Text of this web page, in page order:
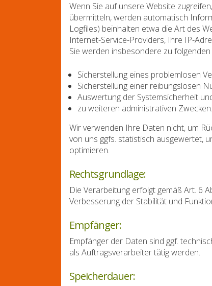
Wenn Sie auf unsere Website
übermitteln, werden automatisch
Logfiles) beinhalten etwa die Art des
Internet-Service-Providers, Ihre IP-
Sie werden insbesondere zu
Sicherstellung eines problemlosen
Sicherstellung einer reibungslosen
Auswertung der Systemsicherheit
zu weiteren administrativen Zwecken.
Wir verwenden Ihre Daten nicht, um
von uns ggfs. statistisch ausgewertet,
optimieren.
Rechtsgrundlage:
Die Verarbeitung erfolgt gemäß Art. 6
Verbesserung der Stabilität und
Empfänger:
Empfänger der Daten sind ggf.
als Auftragsverarbeiter tätig werden.
Speicherdauer: